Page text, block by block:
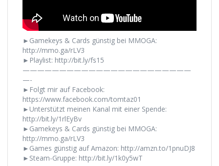
►Gamekeys & Cards günstig bei MMOGA:
http://mmo.ga/rLV3
►Playlist: http://bit.ly/fs15
———————————————————————
—-
►Folgt mir auf Facebook:
https://www.facebook.com/tomtaz01
►Unterstützt meinen Kanal mit einer Spende:
http://bit.ly/1rlEyBv
►Gamekeys & Cards günstig bei MMOGA:
http://mmo.ga/rLV3
►Games günstig auf Amazon: http://amzn.to/1pnuDJ8
►Steam-Gruppe: http://bit.ly/1k0y5wT